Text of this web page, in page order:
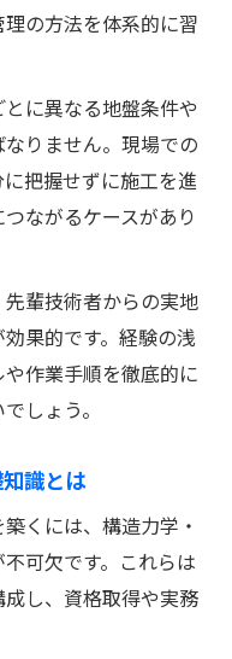
の方法を体系的に習
に異なる地盤条件や
りません。現場での
把握せずに施工を進
ながるケースがあり
輩技術者からの実地
果的です。経験の浅
作業手順を徹底的に
しょう。
識とは
くには、構造力学・
可欠です。これらは
し、資格取得や実務